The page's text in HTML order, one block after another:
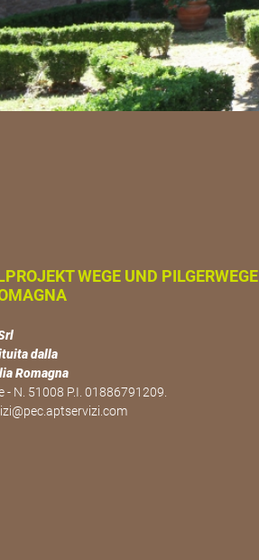
WEGE UND PILGERWEGE
dalla
Romagna
- N. 51008 P.I. 01886791209.